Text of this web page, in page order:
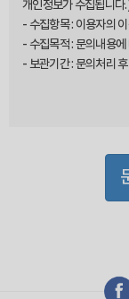
개인정보가 수집됩니다
- 수집항목 : 이용자의
- 수집목적 : 문의내용에
- 보관기간 : 문의처리